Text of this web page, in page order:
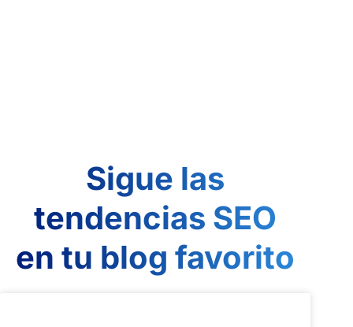
Sigue las
tendencias SEO
en tu blog favorito